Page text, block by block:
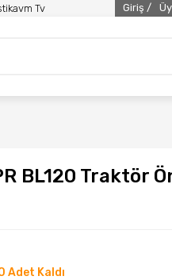
Tv Giriş /
BL120 Traktör
Adet Kaldı